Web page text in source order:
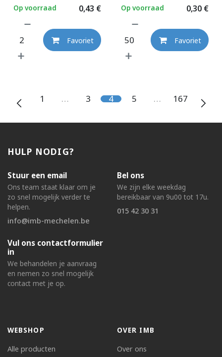
0,43 €
Op voorraad
Favoriet
0,30€
Op voorraad
Favoriet
1 … 3 4 5 … 167
HULP NODIG?
Stuur een email
Ons team staat klaar om je
zo snel mogelijk verder te
helpen.
info@imb-mechelen.be
Bel ons
We zijn elke weekdag
bereikbaar van 9u00 tot 17u.
015 42 30 31
Vul ons contactformulier
in
We behandelen je aanvraag
en nemen zo snel mogelijk
contact met je op.
WEBSHOP
Alle producten
OVER IMB
Over ons